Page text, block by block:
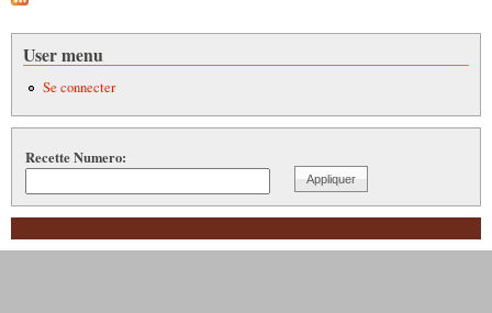
User menu
Se connecter
Recette Numero: